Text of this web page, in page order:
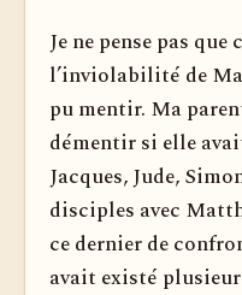
Je ne pense pas que
l’inviolabilité de
pu mentir. Ma
démentir si elle
Jacques, Jude,
disciples avec
ce dernier de
avait existé